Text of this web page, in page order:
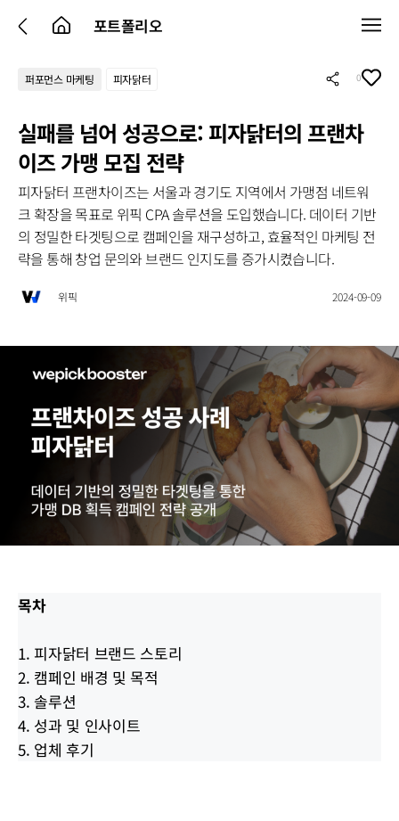
포트폴리오
퍼포먼스 마케팅 피자닭터 0
실패를 넘어 성공으로: 피자닭터의 프랜차
이즈 가맹 모집 전략
피자닭터 프랜차이즈는 서울과 경기도 지역에서 가맹점 네트워
크 확장을 목표로 위픽 CPA 솔루션을 도입했습니다. 데이터 기반
의 정밀한 타겟팅으로 캠페인을 재구성하고, 효율적인 마케팅 전
략을 통해 창업 문의와 브랜드 인지도를 증가시켰습니다.
위픽 2024-09-09
목차
1. 피자닭터 브랜드 스토리
2. 캠페인 배경 및 목적
3. 솔루션
4. 성과 및 인사이트
5. 업체 후기